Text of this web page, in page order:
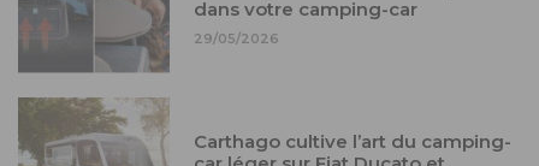
dans votre camping-car
29/05/2026
Carthago cultive l’art du camping-